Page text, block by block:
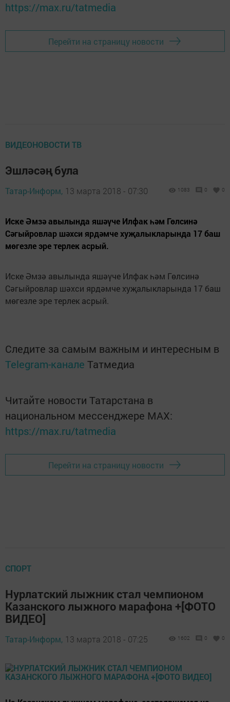
https://max.ru/tatmedia
Перейти на страницу новости
ВИДЕОНОВОСТИ ТВ
Эшләсәң була
Татар-Информ, 13 марта 2018 - 07:30 1083 0 0
Иске Әмзә авылында яшәүче Илфак һәм Гөлсинә
Сәгыйровлар шәхси ярдәмче хуҗалыкларында 17 баш
мөгезле эре терлек асрый.
Иске Әмзә авылында яшәүче Илфак һәм Гөлсинә
Сәгыйровлар шәхси ярдәмче хуҗалыкларында 17 баш
мөгезле эре терлек асрый.
Следите за самым важным и интересным в
Telegram-канале Татмедиа
Читайте новости Татарстана в
национальном мессенджере MАХ:
https://max.ru/tatmedia
Перейти на страницу новости
СПОРТ
Нурлатский лыжник стал чемпионом
Казанского лыжного марафона +[ФОТО
ВИДЕО]
Татар-Информ, 13 марта 2018 - 07:25 1602 0 0